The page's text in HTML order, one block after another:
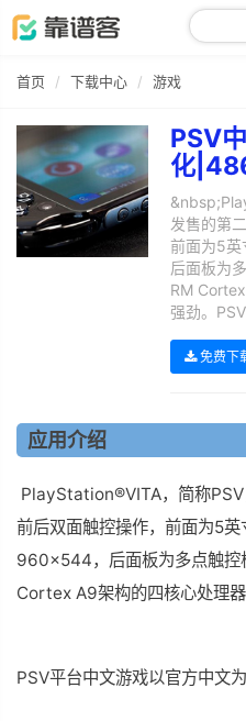
首页 下载中心 游戏
PSV
化
发售的第
前面为5英
后面板为
RM
强劲。
免费下
应用介绍
PlayStation®VITA，简称PSV
前后双面触控操作，前面为5
960×544，后面板为多点触控
Cortex A9架构的四核心处理器
PSV平台中文游戏以官方中文为